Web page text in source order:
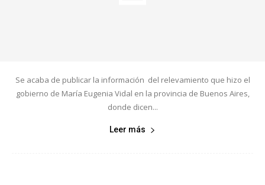
Se acaba de publicar la información del relevamiento que hizo el
gobierno de María Eugenia Vidal en la provincia de Buenos Aires,
donde dicen...
Leer más